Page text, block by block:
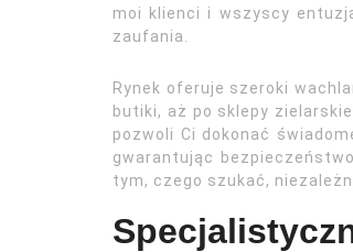
moi klienci i wszyscy
zaufania.
Rynek oferuje szeroki
butiki, aż po sklepy
pozwoli Ci dokonać
gwarantując
tym, czego szukać,